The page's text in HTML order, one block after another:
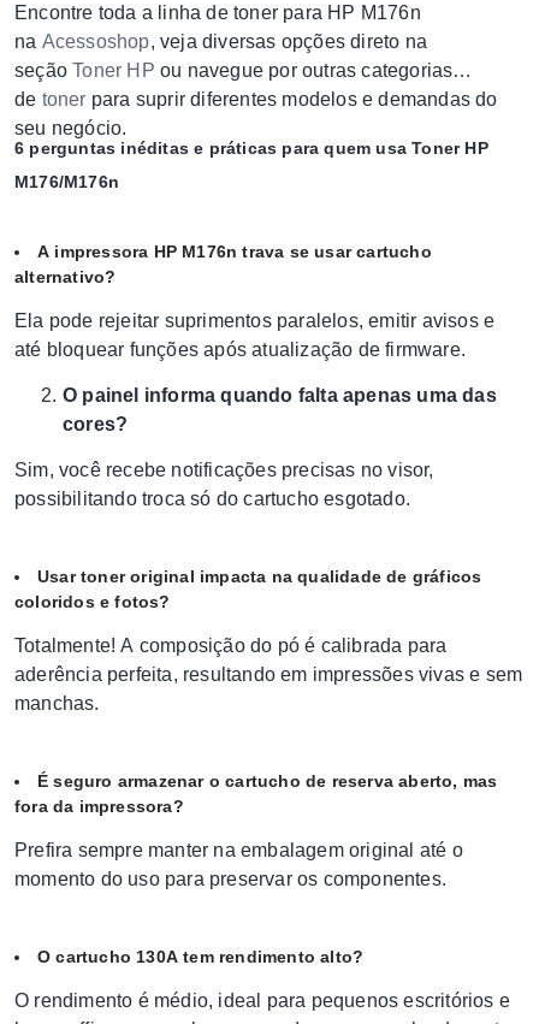
Encontre toda a linha de toner para HP M176n
na Acessoshop, veja diversas opções direto na
seçãoToner HP ou navegue por outras categorias
de toner para suprir diferentes modelos e demandas do
seu negócio.
6 perguntas inéditas e práticas para quem usa Toner HP
M176/M176n
A impressora HP M176n trava se usar cartucho
alternativo?
Ela pode rejeitar suprimentos paralelos, emitir avisos e
até bloquear funções após atualização de firmware.
O painel informa quando falta apenas uma das
cores?
Sim, você recebe notificações precisas no visor,
possibilitando troca só do cartucho esgotado.
Usar toner original impacta na qualidade de gráficos
coloridos e fotos?
Totalmente! A composição do pó é calibrada para
aderência perfeita, resultando em impressões vivas e sem
manchas.
É seguro armazenar o cartucho de reserva aberto, mas
fora da impressora?
Prefira sempre manter na embalagem original até o
momento do uso para preservar os componentes.
O cartucho 130A tem rendimento alto?
O rendimento é médio, ideal para pequenos escritórios e